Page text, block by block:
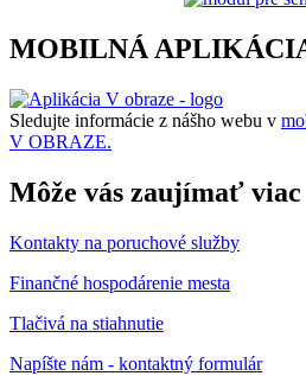
MOBILNÁ
Sledujte informácie z nášho webu v
V OBRAZE.
Môže vás zaujímať viac
Kontakty na poruchové služby
Finančné hospodárenie mesta
Tlačivá na stiahnutie
Napíšte nám - kontaktný formulár